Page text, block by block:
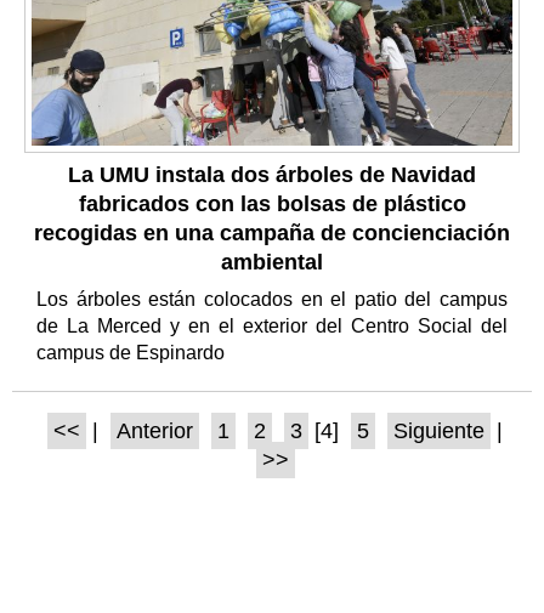
La UMU instala dos árboles de Navidad
fabricados con las bolsas de plástico
recogidas en una campaña de concienciación
ambiental
Los árboles están colocados en el patio del campus
de La Merced y en el exterior del Centro Social del
campus de Espinardo
<< Anterior 1 2 3 [4] 5 Siguiente
>>